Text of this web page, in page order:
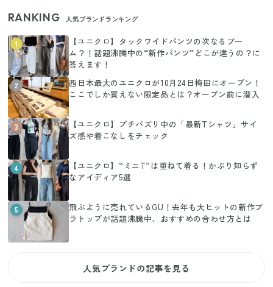
RANKING 人気ブランドランキング
1
【ユニクロ】タックワイドパンツの次なるブー
ム？！話題沸騰中の“新作パンツ”どこが違うの？に
答えます！
2
西日本最大のユニクロが10月24日梅田にオープン！
ここでしか買えない限定品とは？オープン前に潜入
3
【ユニクロ】プチバズリ中の「最新Tシャツ」サイ
ズ感や着こなしをチェック
4
【ユニクロ】“ミニT”は重ねて着る！かぶり知らず
なアイディア5選
5
飛ぶように売れているGU！去年も大ヒットの新作ブ
ラトップが話題沸騰中、おすすめの合わせ方とは
人気ブランドの記事を見る